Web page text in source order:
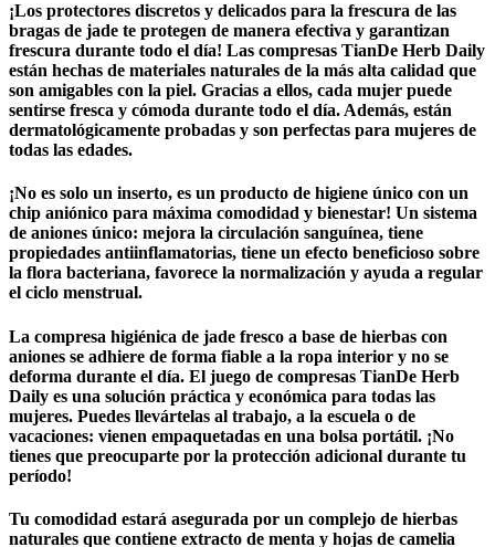
¡Los protectores discretos y delicados para la frescura de las
bragas de jade te protegen de manera efectiva y garantizan
frescura durante todo el día! Las compresas TianDe Herb Daily
están hechas de materiales naturales de la más alta calidad que
son amigables con la piel. Gracias a ellos, cada mujer puede
sentirse fresca y cómoda durante todo el día. Además, están
dermatológicamente probadas y son perfectas para mujeres de
todas las edades.
¡No es solo un inserto, es un producto de higiene único con un
chip aniónico para máxima comodidad y bienestar! Un sistema
de aniones único: mejora la circulación sanguínea, tiene
propiedades antiinflamatorias, tiene un efecto beneficioso sobre
la flora bacteriana, favorece la normalización y ayuda a regular
el ciclo menstrual.
La compresa higiénica de jade fresco a base de hierbas con
aniones se adhiere de forma fiable a la ropa interior y no se
deforma durante el día. El juego de compresas TianDe Herb
Daily es una solución práctica y económica para todas las
mujeres. Puedes llevártelas al trabajo, a la escuela o de
vacaciones: vienen empaquetadas en una bolsa portátil. ¡No
tienes que preocuparte por la protección adicional durante tu
período!
Tu comodidad estará asegurada por un complejo de hierbas
naturales que contiene extracto de menta y hojas de camelia